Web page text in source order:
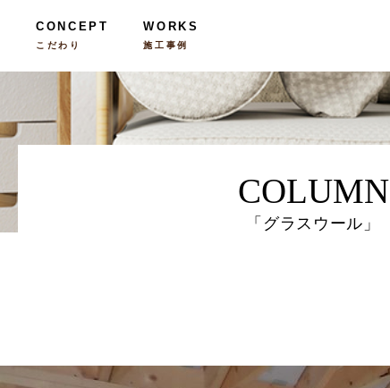
CONCEPT
こだわり
WORKS
施工事例
COLUMN
「グラスウール」